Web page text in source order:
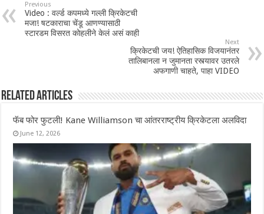
Previous
Video : वर्ल्ड कपमध्ये गल्ली क्रिकेटची
मजा! षटकाराचा चेंडू आणण्यासाठी
स्टारडम विसरत कोहलीने केलं असं काही
Next
क्रिकेटची जय! ऐतिहासिक विजयानंतर
तालिबानला न जुमानता रस्त्यावर उतरले
अफगाणी चाहते, पाहा VIDEO
Related Articles
फॅब फोर फुटली! Kane Williamson चा आंतरराष्ट्रीय क्रिकेटला अलविदा
June 12, 2026